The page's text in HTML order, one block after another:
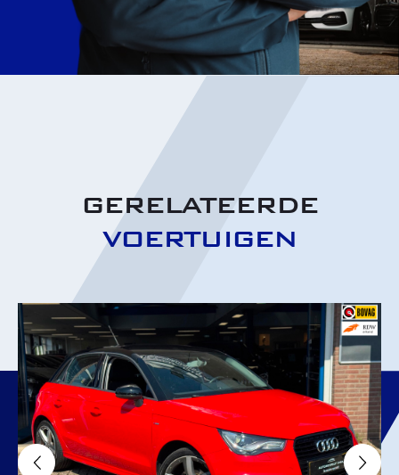
GERELATEERDE
VOERTUIGEN